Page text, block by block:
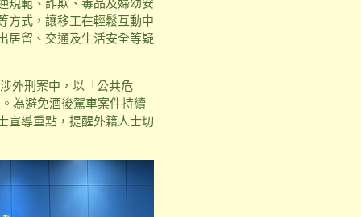
規範、詐欺、毒品及婦幼安
方式，讓移工在輕鬆互動中
居留、交通及生活安全等疑
外刑案中，以「公共危
為避免酒後駕車案件持續
宣導重點，提醒外籍人士切